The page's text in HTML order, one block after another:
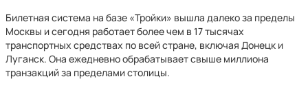
Билетная система на базе «Тройки» вышла далеко за пределы
Москвы и сегодня работает более чем в 17 тысячах
транспортных средствах по всей стране, включая Донецк и
Луганск. Она ежедневно обрабатывает свыше миллиона
транзакций за пределами столицы.